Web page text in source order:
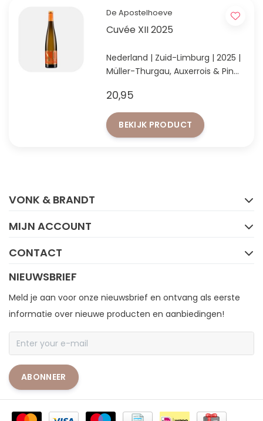
De Apostelhoeve
Cuvée XII 2025
Nederland | Zuid-Limburg | 2025 |
Müller-Thurgau, Auxerrois & Pinot
De beste witte wijn van eigen
bodem!
20,95
BEKIJK PRODUCT
VONK & BRANDT
MIJN ACCOUNT
CONTACT
NIEUWSBRIEF
Meld je aan voor onze nieuwsbrief en ontvang als eerste
informatie over nieuwe producten en aanbiedingen!
ABONNEER